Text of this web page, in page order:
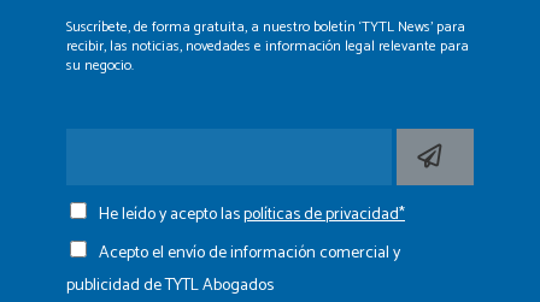
Suscríbete, de forma gratuita, a nuestro boletín ‘TYTL News’ para
recibir, las noticias, novedades e información legal relevante para
su negocio.
He leído y acepto laspolíticas de privacidad*
Acepto el envío de información comercial y
publicidad de TYTL Abogados